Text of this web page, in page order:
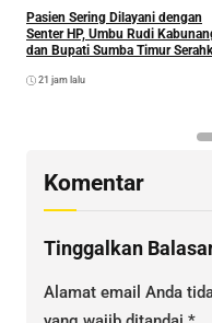
Pasien Sering Dilayani dengan
Senter HP, Umbu Rudi
dan Bupati Sumba Timur
21 jam lalu
Komentar
Tinggalkan
Alamat email Anda